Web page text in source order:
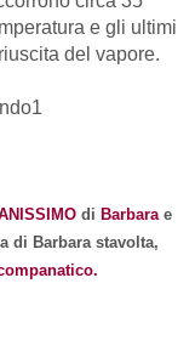
e gli ultimi
del vapore.
di Barbara e
di Barbara stavolta,